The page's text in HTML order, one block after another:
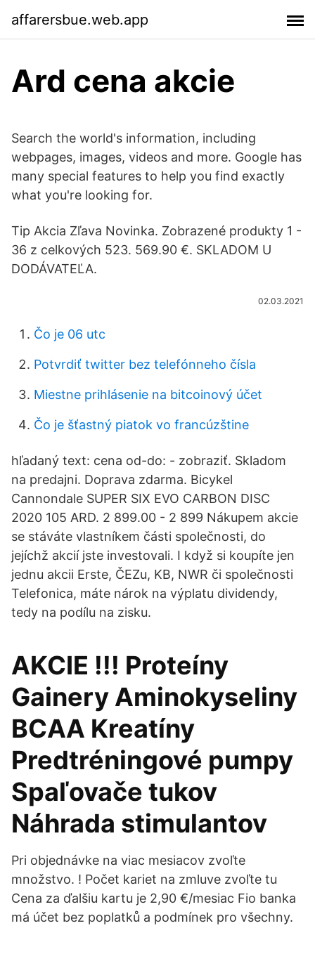
affarersbue.web.app
Ard cena akcie
Search the world's information, including
webpages, images, videos and more. Google has
many special features to help you find exactly
what you're looking for.
Tip Akcia Zľava Novinka. Zobrazené produkty 1 -
36 z celkových 523. 569.90 €. SKLADOM U
DODÁVATEĽA.
02.03.2021
Čo je 06 utc
Potvrdiť twitter bez telefónneho čísla
Miestne prihlásenie na bitcoinový účet
Čo je šťastný piatok vo francúzštine
hľadaný text: cena od-do: - zobraziť. Skladom
na predajni. Doprava zdarma. Bicykel
Cannondale SUPER SIX EVO CARBON DISC
2020 105 ARD. 2 899.00 - 2 899 Nákupem akcie
se stáváte vlastníkem části společnosti, do
jejíchž akcií jste investovali. I když si koupíte jen
jednu akcii Erste, ČEZu, KB, NWR či společnosti
Telefonica, máte nárok na výplatu dividendy,
tedy na podílu na zisku.
AKCIE !!! Proteíny
Gainery Aminokyseliny
BCAA Kreatíny
Predtréningové pumpy
Spaľovače tukov
Náhrada stimulantov
Pri objednávke na viac mesiacov zvoľte
množstvo. ! Počet kariet na zmluve zvoľte tu
Cena za ďalšiu kartu je 2,90 €/mesiac Fio banka
má účet bez poplatků a podmínek pro všechny.